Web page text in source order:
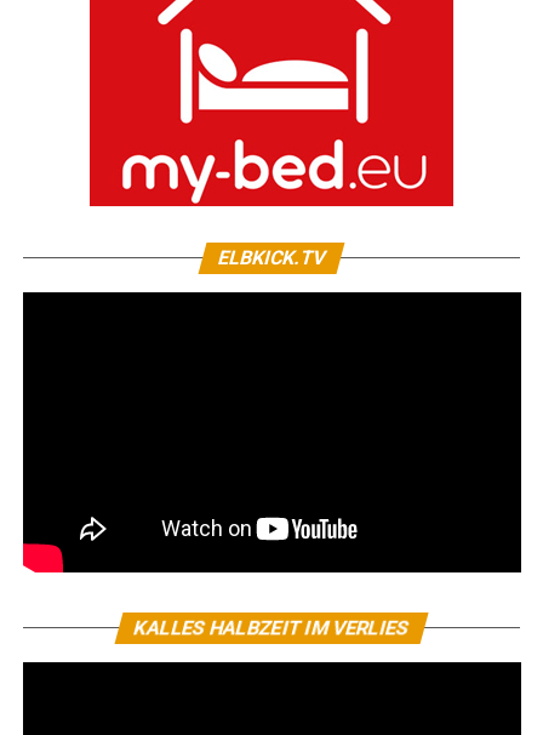
ELBKICK.TV
KALLES HALBZEIT IM VERLIES